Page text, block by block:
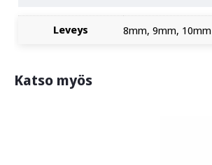
Leveys 8mm, 9mm, 10mm
Katso myös